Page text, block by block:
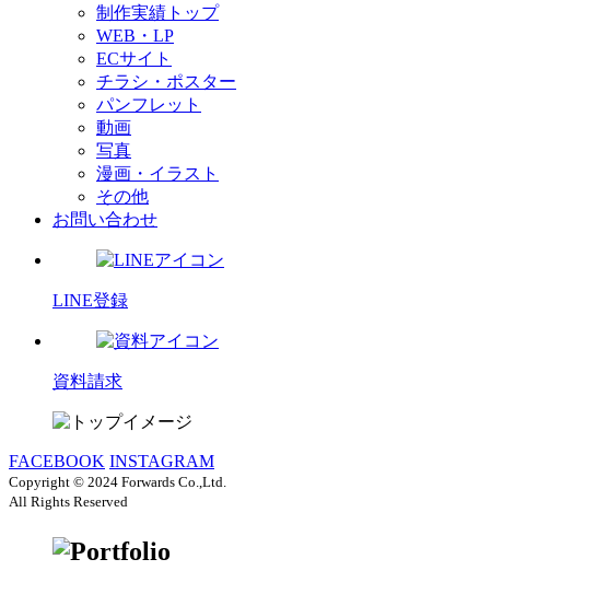
制作実績トップ
WEB・LP
ECサイト
チラシ・ポスター
パンフレット
動画
写真
漫画・イラスト
その他
お問い合わせ
LINE登録
資料請求
FACEBOOK INSTAGRAM
Copyright © 2024 Forwards Co.,Ltd.
All Rights Reserved